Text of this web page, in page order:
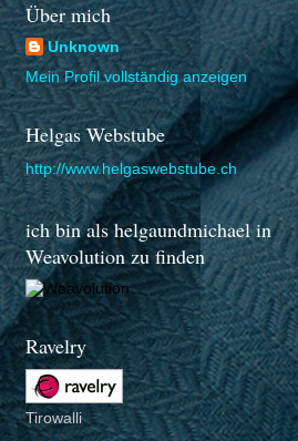
Über mich
Unknown
Mein Profil vollständig anzeigen
Helgas Webstube
http://www.helgaswebstube.ch
ich bin als helgaundmichael in
Weavolution zu finden
Ravelry
Tirowalli